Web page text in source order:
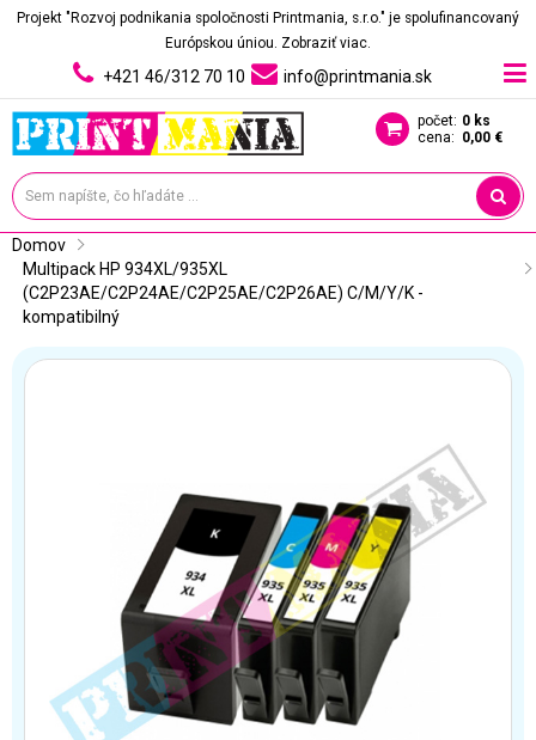
Projekt "Rozvoj podnikania spoločnosti Printmania, s.r.o." je spolufinancovaný
Európskou úniou. Zobraziť viac.
+421 46/312 70 10 info@printmania.sk
počet: 0 ks
cena: 0,00 €
Domov
Multipack HP 934XL/935XL
(C2P23AE/C2P24AE/C2P25AE/C2P26AE) C/M/Y/K -
kompatibilný